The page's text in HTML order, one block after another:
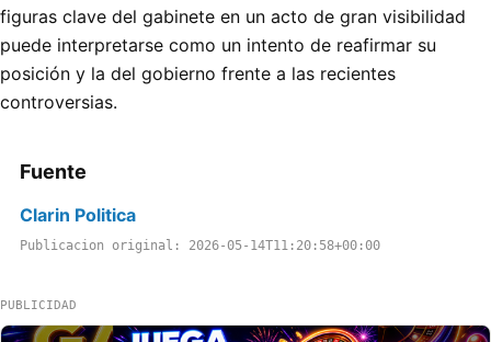
figuras clave del gabinete en un acto de gran visibilidad
puede interpretarse como un intento de reafirmar su
posición y la del gobierno frente a las recientes
controversias.
Fuente
Clarin Politica
Publicacion original: 2026-05-14T11:20:58+00:00
PUBLICIDAD